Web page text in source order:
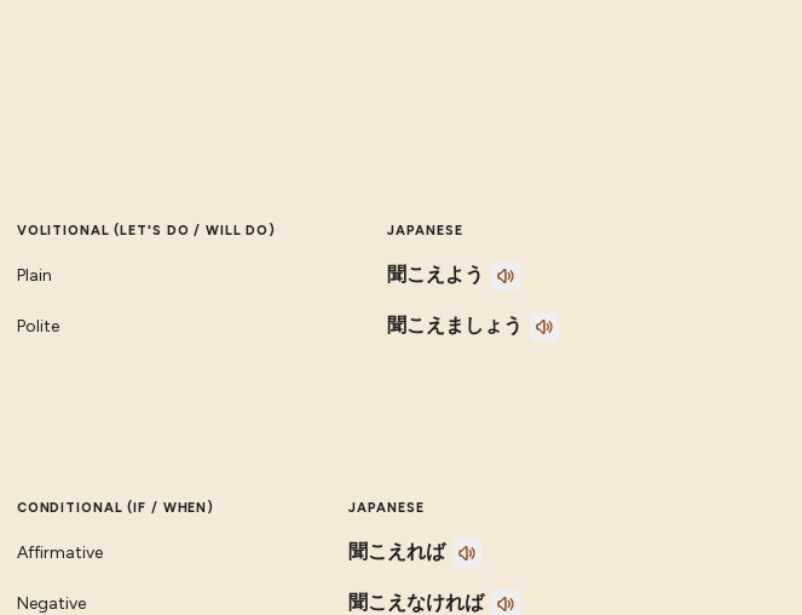
VOLITIONAL (LET'S DO / WILL DO) JAPANESE
Plain 聞こえよう
Polite 聞こえましょう
CONDITIONAL (IF / WHEN) JAPANESE
Affirmative 聞こえれば
Negative 聞こえなければ